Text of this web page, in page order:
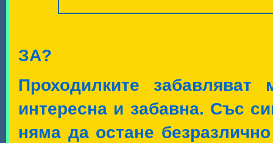
ЗА?
Проходилките забавляват
интересна и забавна. Със
няма да остане